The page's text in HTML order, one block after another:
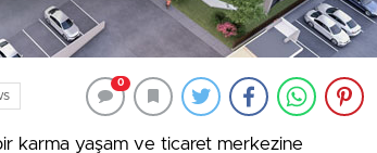
0
karma yaşam ve ticaret merkezine